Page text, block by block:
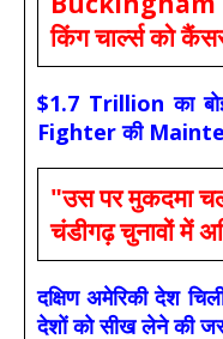
किंग चार्ल्स को
$1.7 Trillion का
Fighter की
"उस पर मुकदमा
चंडीगढ़ चुनावों में
दक्षिण अमेरिकी देश
देशों को सीख लेने की